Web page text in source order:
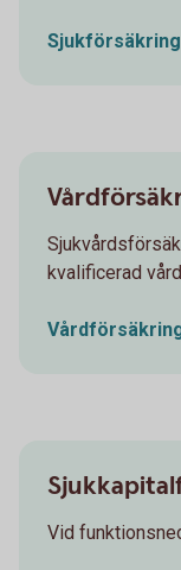
Sjukförsäkring
kvalificerad
Vid